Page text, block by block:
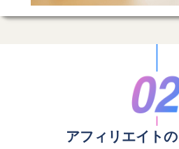
アフィリエイト